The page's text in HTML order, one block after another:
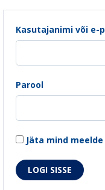
Kasutajanimi või e-
Parool
Jäta mind meelde